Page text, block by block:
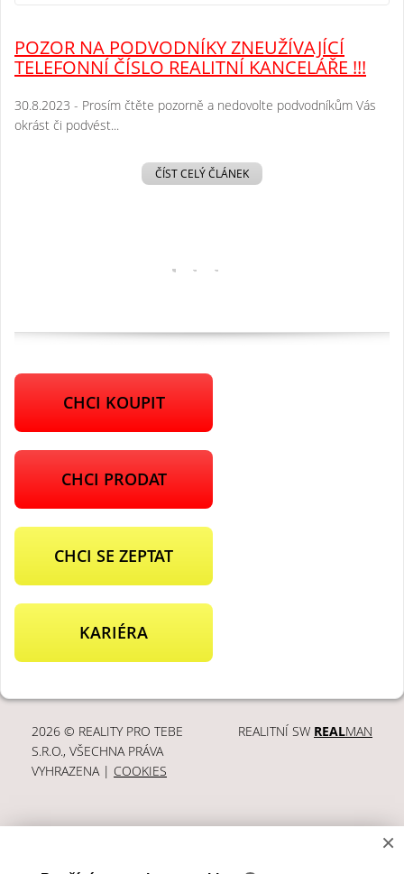
POZOR NA PODVODNÍKY ZNEUŽÍVAJÍCÍ
TELEFONNÍ ČÍSLO REALITNÍ KANCELÁŘE !!!
30.8.2023 - Prosím čtěte pozorně a nedovolte podvodníkům Vás
okrást či podvést...
ČÍST CELÝ ČLÁNEK
CHCI KOUPIT
CHCI PRODAT
CHCI SE ZEPTAT
KARIÉRA
2026 © REALITY PRO TEBE
S.R.O., VŠECHNA PRÁVA
VYHRAZENA | COOKIES
REALITNÍ SW REALMAN
×